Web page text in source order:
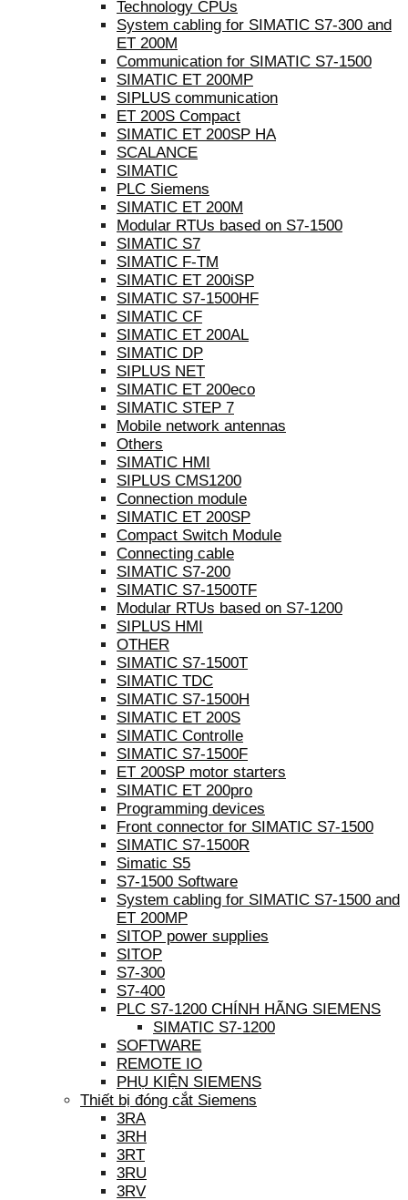
Technology CPUs
System cabling for SIMATIC S7-300 and
ET 200M
Communication for SIMATIC S7-1500
SIMATIC ET 200MP
SIPLUS communication
ET 200S Compact
SIMATIC ET 200SP HA
SCALANCE
SIMATIC
PLC Siemens
SIMATIC ET 200M
Modular RTUs based on S7-1500
SIMATIC S7
SIMATIC F-TM
SIMATIC ET 200iSP
SIMATIC S7-1500HF
SIMATIC CF
SIMATIC ET 200AL
SIMATIC DP
SIPLUS NET
SIMATIC ET 200eco
SIMATIC STEP 7
Mobile network antennas
Others
SIMATIC HMI
SIPLUS CMS1200
Connection module
SIMATIC ET 200SP
Compact Switch Module
Connecting cable
SIMATIC S7-200
SIMATIC S7-1500TF
Modular RTUs based on S7-1200
SIPLUS HMI
OTHER
SIMATIC S7-1500T
SIMATIC TDC
SIMATIC S7-1500H
SIMATIC ET 200S
SIMATIC Controlle
SIMATIC S7-1500F
ET 200SP motor starters
SIMATIC ET 200pro
Programming devices
Front connector for SIMATIC S7-1500
SIMATIC S7-1500R
Simatic S5
S7-1500 Software
System cabling for SIMATIC S7-1500 and
ET 200MP
SITOP power supplies
SITOP
S7-300
S7-400
PLC S7-1200 CHÍNH HÃNG SIEMENS
SIMATIC S7-1200
SOFTWARE
REMOTE IO
PHỤ KIỆN SIEMENS
Thiết bị đóng cắt Siemens
3RA
3RH
3RT
3RU
3RV